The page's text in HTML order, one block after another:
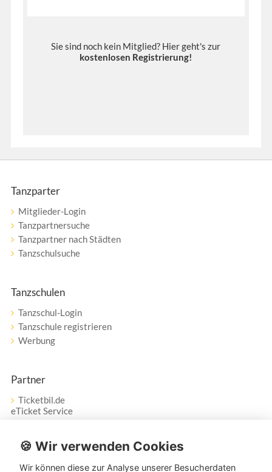
Sie sind noch kein Mitglied? Hier geht's zur
kostenlosen Registrierung!
Tanzparter
Mitglieder-Login
Tanzpartnersuche
Tanzpartner nach Städten
Tanzschulsuche
Tanzschulen
Tanzschul-Login
Tanzschule registrieren
Werbung
Partner
Ticketbil.de
eTicket Service
Vertrag widerrufen
🍪 Wir verwenden Cookies
Wir können diese zur Analyse unserer Besucherdaten